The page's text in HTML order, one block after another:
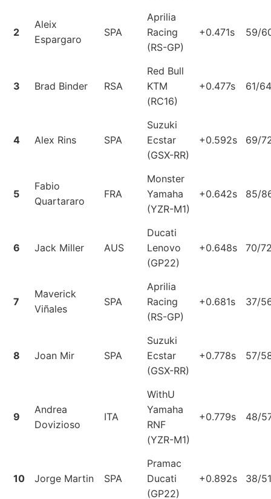
2
Aleix
Espargaro
SPA
Aprilia
Racing
(RS-GP)
+0.471s 59/
3 Brad Binder RSA
Red Bull
KTM
(RC16)
+0.477s 61/64
4 Alex Rins SPA
Suzuki
Ecstar
(GSX-RR)
+0.592s 69/
5
Fabio
Quartararo
FRA
Monster
Yamaha
(YZR-M1)
+0.642s 85/
6 Jack Miller AUS
Ducati
Lenovo
(GP22)
+0.648s 70/
7
Maverick
Viñales
SPA
Aprilia
Racing
(RS-GP)
+0.681s 37/
8 Joan Mir SPA
Suzuki
Ecstar
(GSX-RR)
+0.778s 57/
9
Andrea
Dovizioso
ITA
WithU
Yamaha
RNF
(YZR-M1)
+0.779s 48/
10 Jorge Martin SPA
Pramac
Ducati
(GP22)
+0.892s 38/51